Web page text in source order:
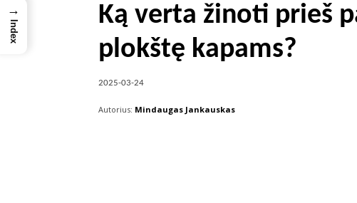
Ką verta žinoti prieš
plokštę kapams?
2025-03-24
Autorius: Mindaugas Jankauskas
→
Index